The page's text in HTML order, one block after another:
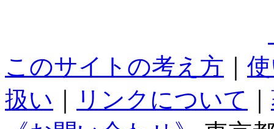
このサイトの考え方
扱い
リンクについて